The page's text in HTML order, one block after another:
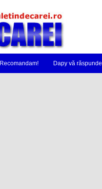
Recomandam! Dapy vă răspunde